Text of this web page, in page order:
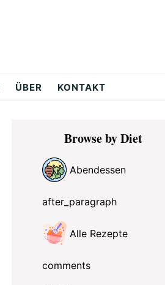
ÜBER KONTAKT
Primary
SidebarBrowse by Diet
Abendessen
after_paragraph
Alle Rezepte
comments